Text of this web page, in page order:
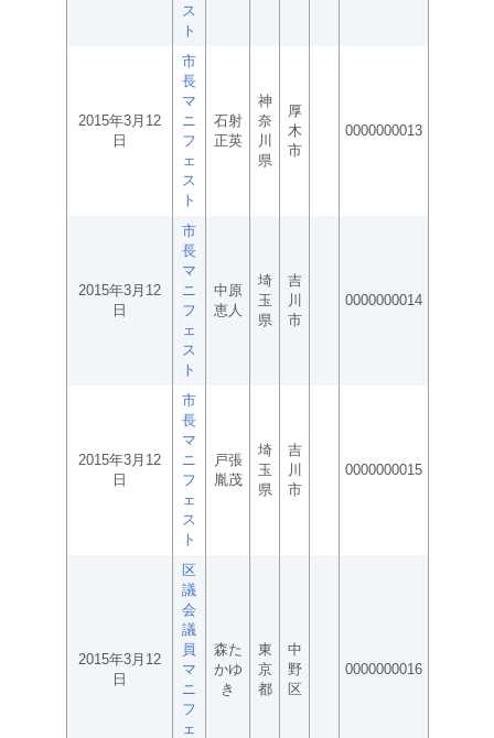
ス
ト
2015年3月12
日
市
長
マ
ニ
フ
ェ
ス
ト
石射
正英
神
奈
川
県
厚
木
市
0000000013
2015年3月12
日
市
長
マ
ニ
フ
ェ
ス
ト
中原
恵人
埼
玉
県
吉
川
市
0000000014
2015年3月12
日
市
長
マ
ニ
フ
ェ
ス
ト
戸張
胤茂
埼
玉
県
吉
川
市
0000000015
2015年3月12
日
区
議
会
議
員
マ
ニ
フ
ェ
森た
かゆ
き
東
京
都
中
野
区
0000000016